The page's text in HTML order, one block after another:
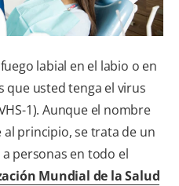
CO (ES)
labial en el labio o en
que usted tenga el virus
1). Aunque el nombre
principio, se trata de un
personas en todo el
Mundial de la Salud